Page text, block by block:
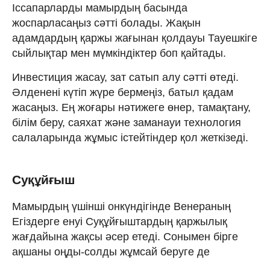
Іссапарларды мамырдың басында
жоспарласаңыз сәтті болады. Жақын
адамдардың қаржы жағынан қолдауы Тауешкіге
сыйлықтар мен мүмкіндіктер боп қайтады.
Инвестиция жасау, зат сатып алу сәтті өтеді.
Әлденені күтіп жүре бермеңіз, батыл қадам
жасаңыз. Ең жоғары нәтижеге өнер, тамақтану,
білім беру, саяхат және заманауи технология
салаларында жұмыс істейтіндер қол жеткізеді.
Суқұйғыш
Мамырдың үшінші онкүндігінде Венераның
Егіздерге енуі Суқұйғыштардың қаржылық
жағдайына жақсы әсер етеді. Сонымен бірге
ақшаны оңды-солды жұмсай беруге де